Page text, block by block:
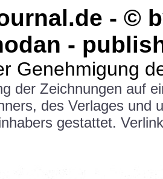
- ©
-
Genehmigung
der Zeichnungen auf
des Verlages und
gestattet.